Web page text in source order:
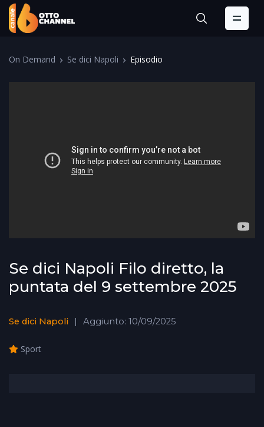
On Demand Se dici Napoli Episodio
Se dici Napoli Filo diretto, la
puntata del 9 settembre 2025
Se dici Napoli Aggiunto: 10/09/2025
Sport